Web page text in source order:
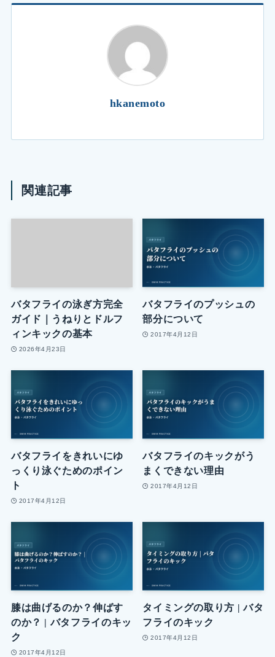
hkanemoto
関連記事
バタフライの泳ぎ方完全
ガイド｜うねりとドルフ
ィンキックの基本
2026年4月23日
バタフライのプッシュの
部分について
2017年4月12日
バタフライをきれいにゆ
っくり泳ぐためのポイン
ト
2017年4月12日
バタフライのキックがう
まくできない理由
2017年4月12日
膝は曲げるのか？伸ばす
のか？ | バタフライのキッ
ク
2017年4月12日
タイミングの取り方 | バタ
フライのキック
2017年4月12日